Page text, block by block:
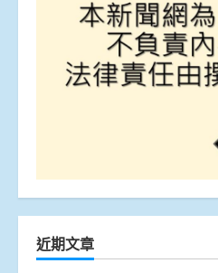
近期文章